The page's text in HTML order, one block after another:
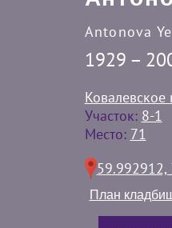
Antonova
1929 –
Участок: 8-1
Место: 71
59.992912,
План